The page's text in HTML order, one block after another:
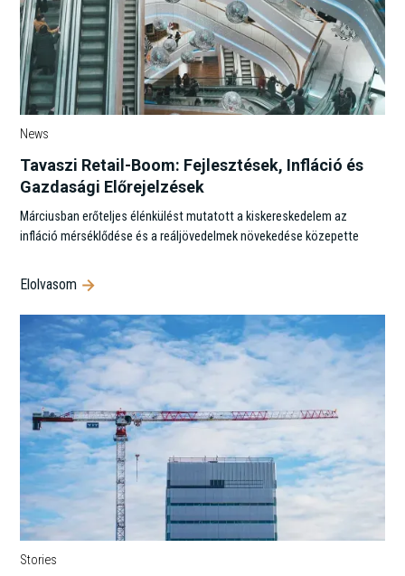
News
Tavaszi Retail-Boom: Fejlesztések, Infláció és
Gazdasági Előrejelzések
Márciusban erőteljes élénkülést mutatott a kiskereskedelem az
infláció mérséklődése és a reáljövedelmek növekedése közepette
Elolvasom
Stories